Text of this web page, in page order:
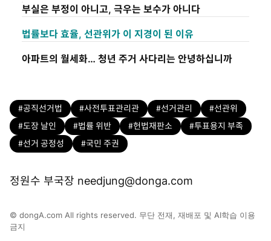
부실은 부정이 아니고, 극우는 보수가 아니다
법률보다 효율, 선관위가 이 지경이 된 이유
아파트의 월세화… 청년 주거 사다리는 안녕하십니까
#공직선거법 #사전투표관리관 #선거관리
#선관위
#도장 날인
#법률 위반 #헌법재판소
#투표용지 부족
#선거 공정성
#국민 주권
정원수 부국장 needjung@donga.com
© dongA.com All rights reserved. 무단 전재, 재배포 및 AI학습 이용
금지